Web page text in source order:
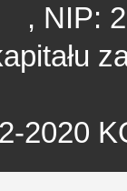
, NIP:
2020